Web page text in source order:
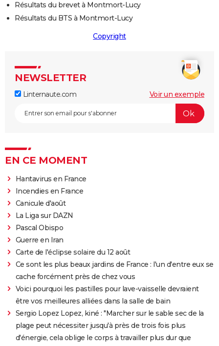
Résultats du brevet à Montmort-Lucy
Résultats du BTS à Montmort-Lucy
Copyright
NEWSLETTER
Linternaute.com Voir un exemple
EN CE MOMENT
Hantavirus en France
Incendies en France
Canicule d'août
La Liga sur DAZN
Pascal Obispo
Guerre en Iran
Carte de l'éclipse solaire du 12 août
Ce sont les plus beaux jardins de France : l'un d'entre eux se
cache forcément près de chez vous
Voici pourquoi les pastilles pour lave-vaisselle devraient
être vos meilleures alliées dans la salle de bain
Sergio Lopez Lopez, kiné : "Marcher sur le sable sec de la
plage peut nécessiter jusqu'à près de trois fois plus
d'énergie, cela oblige le corps à travailler plus dur que